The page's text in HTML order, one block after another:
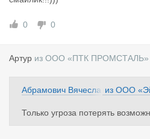
0 0
Артур из ООО «ПТК ПРОМСТАЛЬ»
Абрамович Вячесла из ООО
Только угроза потерять